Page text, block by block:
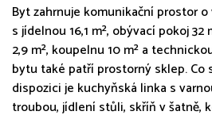
Byt zahrnuje komunikační prostor
s jídelnou 16,1 m², obývací pokoj 32
2,9 m², koupelnu 10 m² a
bytu také patří prostorný sklep. Co
dispozici je kuchyňská linka s
troubou, jídlení stůli, skříň v šatně,